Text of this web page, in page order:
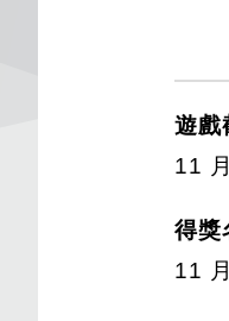
遊戲
11
得獎
11